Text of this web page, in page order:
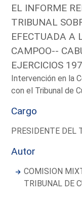
EL INFORME
TRIBUNAL
EFECTUADA A
CAMPOO--
EJERCICIOS
Intervención en la
con el Tribunal de
Cargo
PRESIDENTE DEL
Autor
COMISION
TRIBUNAL DE